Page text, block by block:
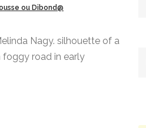
ou Dibond@
Nagy. silhouette of a
foggy road in early